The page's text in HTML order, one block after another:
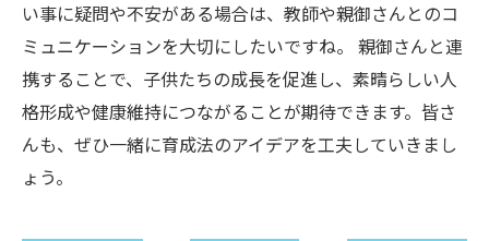
い事に疑問や不安がある場合は、教師や親御さんとのコ
ミュニケーションを大切にしたいですね。 親御さんと連
携することで、子供たちの成長を促進し、素晴らしい人
格形成や健康維持につながることが期待できます。皆さ
んも、ぜひ一緒に育成法のアイデアを工夫していきまし
ょう。